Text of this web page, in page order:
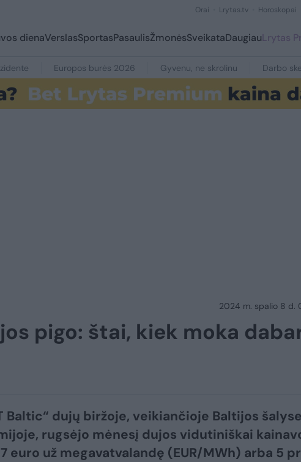
Orai Lrytas.tv Horoskopai
dienaVerslasSportasPasaulisŽmonėsSveikataDaugiauLrytas
Europos burės 2026 Gyvenu, ne skrolinu Darbo
2024 m. spalio 8 d.
pigo: štai, kiek moka
Baltic“ dujų biržoje, veikiančioje Baltijos
rugsėjo mėnesį dujos vidutiniškai
euro už megavatvalandę (EUR/MWh) arba 5